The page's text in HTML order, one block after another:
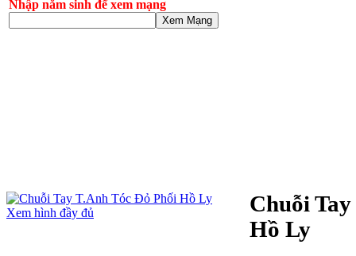
Nhập năm sinh để xem mạng
Xem Mạng
Xem hình đầy đủ
Chuỗi
Hồ Ly